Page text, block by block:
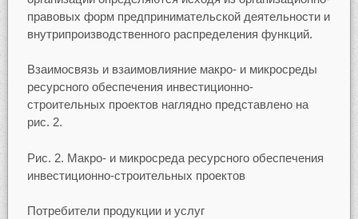
правовых форм предпринимательской деятельности и
внутрипроизводственного распределения функций.
Взаимосвязь и взаимовлияние макро- и микросреды
ресурсного обеспечения инвестиционно-
строительных проектов наглядно представлено на
рис. 2.
Рис. 2. Макро- и микросреда ресурсного обеспечения
инвестиционно-строительных проектов
Потребители продукции и услуг